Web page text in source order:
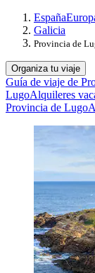
España
Galicia
Provincia de
Organiza tu viaje
Guía de viaje de
LugoAlquileres
Provincia de Lugo